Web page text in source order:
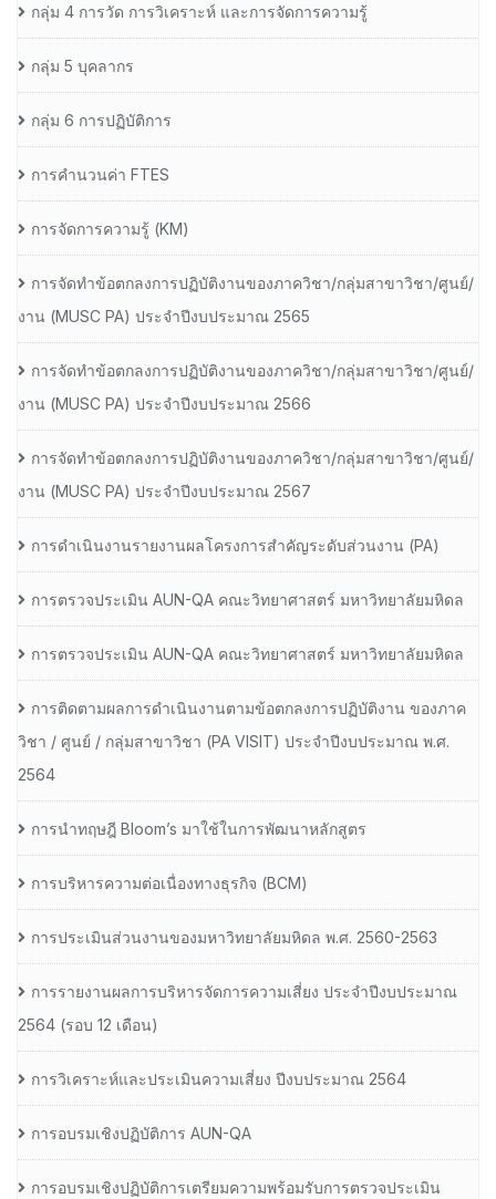
กลุ่ม 4 การวัด การวิเคราะห์ และการจัดการความรู้
กลุ่ม 5 บุคลากร
กลุ่ม 6 การปฏิบัติการ
การคำนวนค่า FTES
การจัดการความรู้ (KM)
การจัดทำข้อตกลงการปฏิบัติงานของภาควิชา/กลุ่มสาขาวิชา/ศูนย์/
งาน (MUSC PA) ประจำปีงบประมาณ 2565
การจัดทำข้อตกลงการปฏิบัติงานของภาควิชา/กลุ่มสาขาวิชา/ศูนย์/
งาน (MUSC PA) ประจำปีงบประมาณ 2566
การจัดทำข้อตกลงการปฏิบัติงานของภาควิชา/กลุ่มสาขาวิชา/ศูนย์/
งาน (MUSC PA) ประจำปีงบประมาณ 2567
การดำเนินงานรายงานผลโครงการสำคัญระดับส่วนงาน (PA)
การตรวจประเมิน AUN-QA คณะวิทยาศาสตร์ มหาวิทยาลัยมหิดล
การตรวจประเมิน AUN-QA คณะวิทยาศาสตร์ มหาวิทยาลัยมหิดล
การติดตามผลการดำเนินงานตามข้อตกลงการปฏิบัติงาน ของภาค
วิชา / ศูนย์ / กลุ่มสาขาวิชา (PA VISIT) ประจำปีงบประมาณ พ.ศ.​
2564
การนำทฤษฎี Bloom’s มาใช้ในการพัฒนาหลักสูตร
การบริหารความต่อเนื่องทางธุรกิจ (BCM)
การประเมินส่วนงานของมหาวิทยาลัยมหิดล พ.ศ. 2560-2563
การรายงานผลการบริหารจัดการความเสี่ยง ประจำปีงบประมาณ
2564 (รอบ 12 เดือน)
การวิเคราะห์และประเมินความเสี่ยง ปีงบประมาณ 2564
การอบรมเชิงปฏิบัติการ AUN-QA
การอบรมเชิงปฏิบัติการเตรียมความพร้อมรับการตรวจประเมิน